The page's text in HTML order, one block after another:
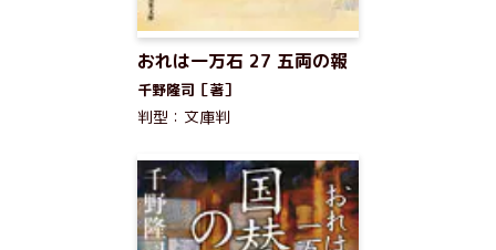
おれは一万石 27 五両の報
千野隆司［著］
判型：文庫判